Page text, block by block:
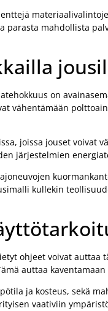
mahdollista
on
vähentämään
joissa jouset voivat
järjestelmien
kullekin
ohjeet voivat auttaa
auttaa
ja kosteus, sekä
vaativiin